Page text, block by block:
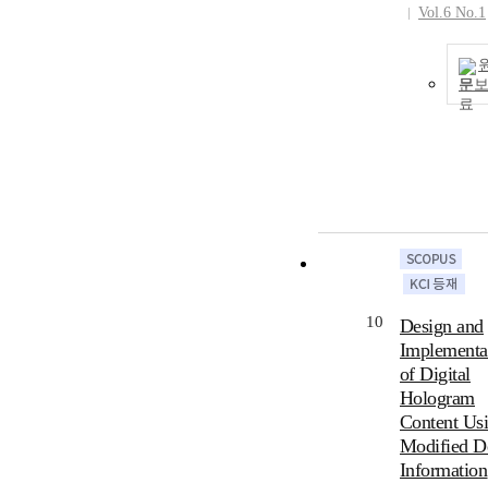
Vol.6 No.1
문
10
Design and
of Digital
Hologram
Content
Modified
Information